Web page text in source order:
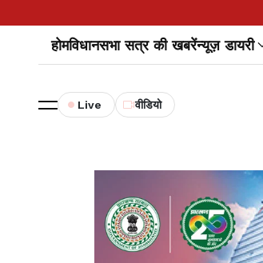
होमविधानसभा सत्र की खबरेंन्यूज़ डायरी
Live वीडियो